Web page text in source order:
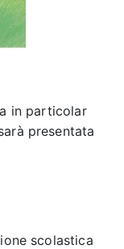
in particolar
presentata
scolastica